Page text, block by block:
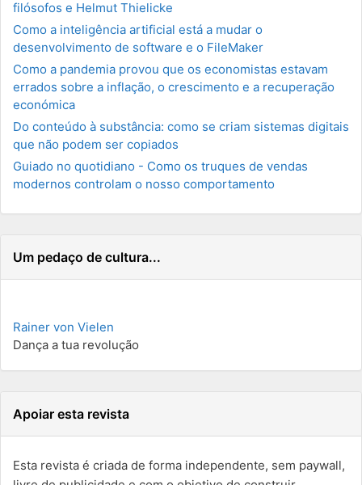
filósofos e Helmut Thielicke
Como a inteligência artificial está a mudar o
desenvolvimento de software e o FileMaker
Como a pandemia provou que os economistas estavam
errados sobre a inflação, o crescimento e a recuperação
económica
Do conteúdo à substância: como se criam sistemas digitais
que não podem ser copiados
Guiado no quotidiano - Como os truques de vendas
modernos controlam o nosso comportamento
Um pedaço de cultura...
Rainer von Vielen
Dança a tua revolução
Apoiar esta revista
Esta revista é criada de forma independente, sem paywall,